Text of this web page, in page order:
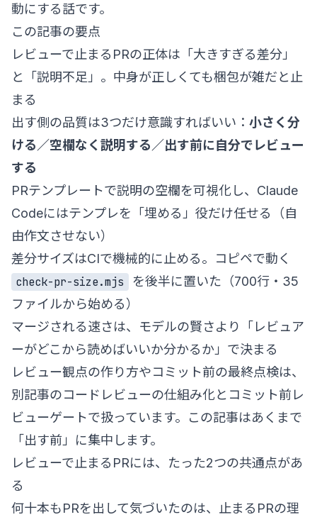
動にする話です。
この記事の要点
レビューで止まるPRの正体は「大きすぎる差分」
と「説明不足」。中身が正しくても梱包が雑だと止
まる
出す側の品質は3つだけ意識すればいい： 小さく分
ける／空欄なく説明する／出す前に自分でレビュー
する
PRテンプレートで説明の空欄を可視化し、Claude
Codeにはテンプレを「埋める」役だけ任せる（自
由作文させない）
差分サイズはCIで機械的に止める。コピペで動く
check-pr-size.mjs
を後半に置いた（700行・35
ファイルから始める）
マージされる速さは、モデルの賢さより「レビュア
ーがどこから読めばいいか分かるか」で決まる
レビュー観点の作り方やコミット前の最終点検は、
別記事のコードレビューの仕組み化と コミット前レ
ビューゲートで扱っています。この記事はあくまで
「出す前」に集中します。
レビューで止まるPRには、たった2つの共通点があ
る
何十本もPRを出して気づいたのは、止まるPRの理